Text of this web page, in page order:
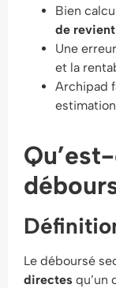
Bien
de revient
Une
et la
Archipad
Le déboursé
directes qu’un